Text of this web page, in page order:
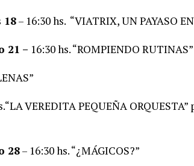
18– 16:30 hs. “VIATRIX, UN PAYASO
21 – 16:30 hs. “ROMPIENDO RUTINAS”
VEREDITA PEQUEÑA
28– 16:30 hs. “¿MÁGICOS?”